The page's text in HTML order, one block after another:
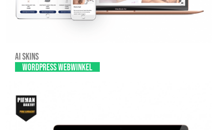
AI SKINS
WordPress webwinkel